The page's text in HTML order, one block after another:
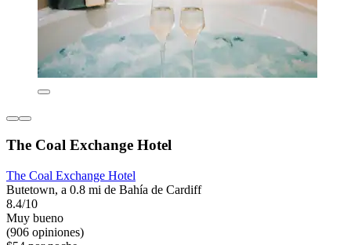
The Coal Exchange Hotel
The Coal Exchange Hotel
Butetown, a 0.8 mi de Bahía de Cardiff
8.4/10
Muy bueno
(906 opiniones)